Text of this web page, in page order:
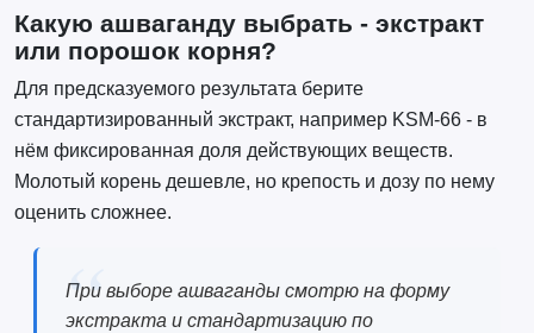
Какую ашваганду выбрать - экстракт
или порошок корня?
Для предсказуемого результата берите
стандартизированный экстракт, например KSM-66 - в
нём фиксированная доля действующих веществ.
Молотый корень дешевле, но крепость и дозу по нему
оценить сложнее.
При выборе ашваганды смотрю на форму
экстракта и стандартизацию по